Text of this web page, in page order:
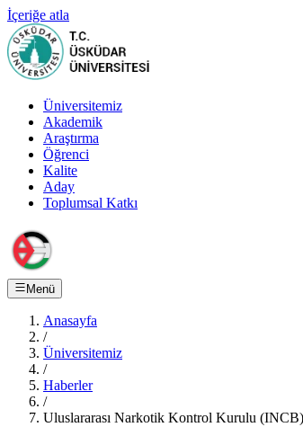
İçeriğe atla
Üniversitemiz
Akademik
Araştırma
Öğrenci
Kalite
Aday
Toplumsal Katkı
Menü
Anasayfa
/
Üniversitemiz
/
Haberler
/
Uluslararası Narkotik Kontrol Kurulu (INCB)